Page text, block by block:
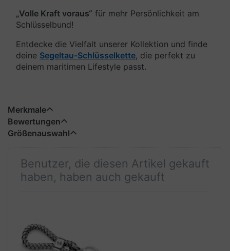
„Volle Kraft voraus“ für mehr Persönlichkeit am
Schlüsselbund!
Entdecke die Vielfalt unserer Kollektion und finde
deine Segeltau-Schlüsselkette, die perfekt zu
deinem maritimen Lifestyle passt.
Merkmale
Bewertungen
Größenauswahl
Benutzer, die diesen Artikel gekauft
haben, haben auch gekauft